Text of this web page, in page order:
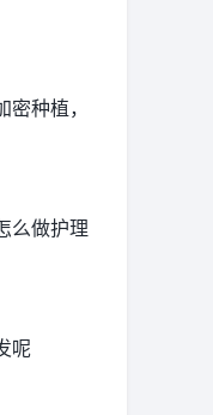
密种植，
么做护理
呢